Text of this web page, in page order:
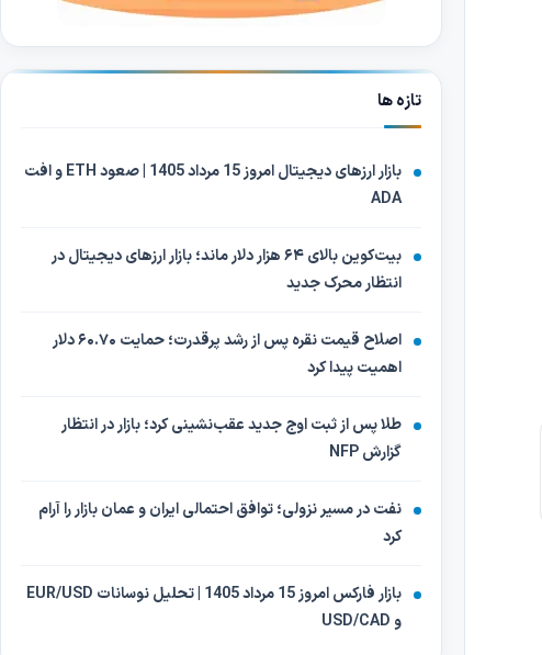
تازه ها
بازار ارزهای دیجیتال امروز 15 مرداد 1405 | صعود ETH و افت
ADA
بیت‌کوین بالای ۶۴ هزار دلار ماند؛ بازار ارزهای دیجیتال در
انتظار محرک جدید
اصلاح قیمت نقره پس از رشد پرقدرت؛ حمایت ۶۰.۷۰ دلار
اهمیت پیدا کرد
طلا پس از ثبت اوج جدید عقب‌نشینی کرد؛ بازار در انتظار
گزارش NFP
نفت در مسیر نزولی؛ توافق احتمالی ایران و عمان بازار را آرام
کرد
بازار فارکس امروز 15 مرداد 1405 | تحلیل نوسانات EUR/USD
و USD/CAD